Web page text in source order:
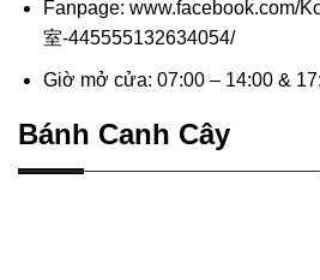
Fanpage: www.facebook.com/
室-445555132634054/
Giờ mở cửa: 07:00 – 14:00 &
Bánh Canh Cây